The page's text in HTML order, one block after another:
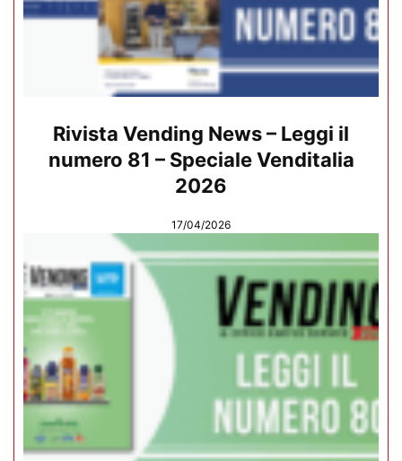
Rivista Vending News – Leggi il
numero 81 – Speciale Venditalia
2026
17/04/2026